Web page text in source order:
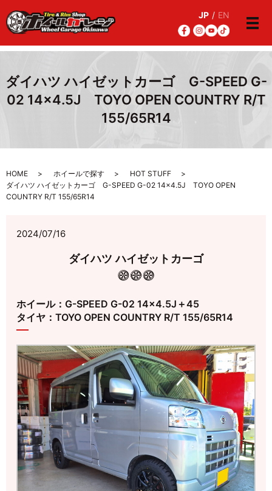
JP / EN
メ
ダイハツ ハイゼットカーゴ G-SPEED G-
02 14×4.5J TOYO OPEN COUNTRY R/T
155/65R14
HOME ホイールで探す
HOT STUFF
ダイハツ ハイゼットカーゴ G-SPEED G-02 14×4.5J TOYO OPEN
COUNTRY R/T 155/65R14
2024/07/16
ダイハツ ハイゼットカーゴ
ホイール：G-SPEED G-02 14×4.5J＋45
タイヤ：TOYO OPEN COUNTRY R/T 155/65R14